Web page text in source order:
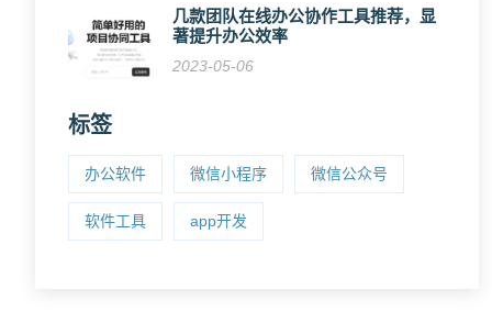
几款团队在线办公协作工具推荐，显
著提升办公效率
2023-05-06
标签
办公软件 微信小程序 微信公众号
软件工具 app开发